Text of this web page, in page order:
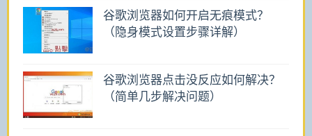
谷歌浏览器如何开启无痕模式？
（隐身模式设置步骤详解）
谷歌浏览器点击没反应如何解决？
（简单几步解决问题）